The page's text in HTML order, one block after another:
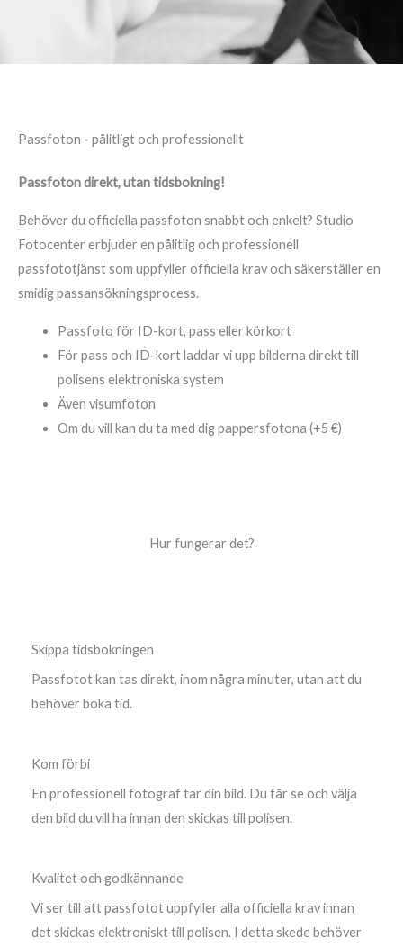
Passfoton - pålitligt och professionellt
Passfoton direkt, utan tidsbokning!
Behöver du officiella passfoton snabbt och enkelt? Studio
Fotocenter erbjuder en pålitlig och professionell
passfototjänst som uppfyller officiella krav och säkerställer en
smidig passansökningsprocess.
Passfoto för ID-kort, pass eller körkort
För pass och ID-kort laddar vi upp bilderna direkt till
polisens elektroniska system
Även visumfoton
Om du vill kan du ta med dig pappersfotona (+5 €)
Hur fungerar det?
Skippa tidsbokningen
Passfotot kan tas direkt, inom några minuter, utan att du
behöver boka tid.
Kom förbi
En professionell fotograf tar din bild. Du får se och välja
den bild du vill ha innan den skickas till polisen.
Kvalitet och godkännande
Vi ser till att passfotot uppfyller alla officiella krav innan
det skickas elektroniskt till polisen. I detta skede behöver